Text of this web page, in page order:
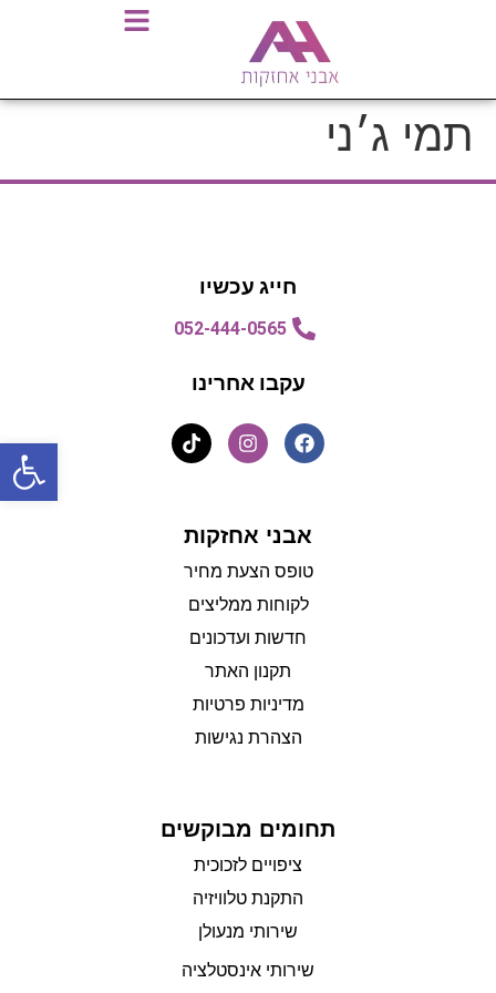
תמי ג׳ני
חייג עכשיו
052-444-0565
עקבו אחרינו
אבני אחזקות
טופס הצעת מחיר
לקוחות ממליצים
חדשות ועדכונים
תקנון האתר
מדיניות פרטיות
הצהרת נגישות
תחומים מבוקשים
ציפויים לזכוכית
התקנת טלוויזיה
שירותי מנעולן
שירותי אינסטלציה
פתח